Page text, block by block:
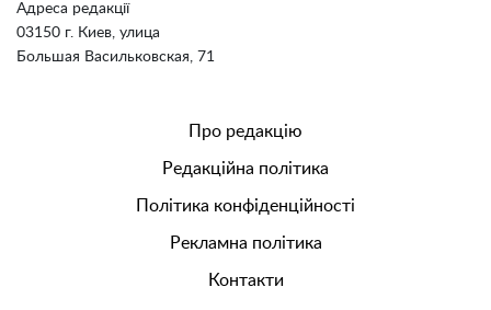
Адреса редакції
03150 г. Киев, улица
Большая Васильковская, 71
Про редакцію
Редакційна політика
Політика конфіденційності
Рекламна політика
Контакти